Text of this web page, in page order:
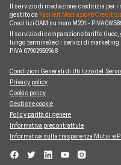
Compagnie e intermediari
Il servizio di mediazione creditizia per
gestito da Facile.it Mediazione
Creditizi OAM numero M201 • P.IVA
Il servizio di comparazione tariffe
lungo termine) ed i servizi di
P.IVA 07902950968
Condizioni Generali di Utilizzo del
Privacy policy
Cookie policy
Gestione cookie
Policy parità di genere
Informativa precontrattule
Informativa sulla trasparenza Mutui e